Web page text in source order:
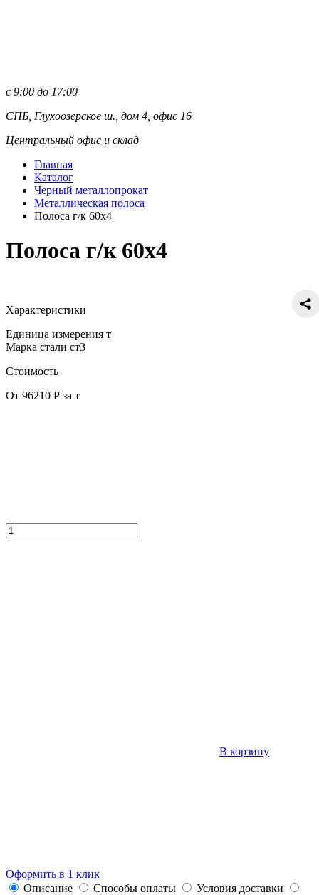
с 9:00 до 17:00
СПБ, Глухоозерское ш., дом 4, офис 16
Центральный офис и склад
Главная
Каталог
Черный металлопрокат
Металлическая полоса
Полоса г/к 60х4
Полоса г/к 60х4
Характеристики
Единица измерения т
Марка стали ст3
Стоимость
От 96210 Р за т
В корзину
Оформить в 1 клик
Описание
Способы оплаты
Условия доставки